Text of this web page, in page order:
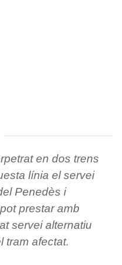
en dos trens
línia el servei
Penedès i
prestar amb
servei alternatiu
tram afectat.